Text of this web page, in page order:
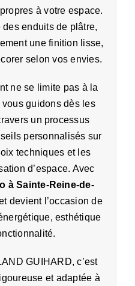
à votre espace.
enduits de plâtre,
une finition lisse,
selon vos envies.
ne se limite pas à la
guidons dès les
un processus
personnalisés sur
techniques et les
d’espace. Avec
à Sainte-Reine-de-
devient l’occasion de
esthétique
GUIHARD, c’est
et adaptée à